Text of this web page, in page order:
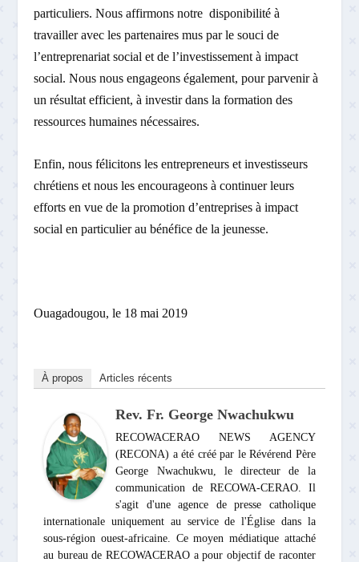
particuliers. Nous affirmons notre disponibilité à
travailler avec les partenaires mus par le souci de
l’entreprenariat social et de l’investissement à impact
social. Nous nous engageons également, pour parvenir à
un résultat efficient, à investir dans la formation des
ressources humaines nécessaires.
Enfin, nous félicitons les entrepreneurs et investisseurs
chrétiens et nous les encourageons à continuer leurs
efforts en vue de la promotion d’entreprises à impact
social en particulier au bénéfice de la jeunesse.
Ouagadougou, le 18 mai 2019
À propos Articles récents
Rev. Fr. George Nwachukwu
RECOWACERAO NEWS AGENCY
(RECONA) a été créé par le Révérend Père
George Nwachukwu, le directeur de la
communication de RECOWA-CERAO. Il
s'agit d'une agence de presse catholique
internationale uniquement au service de l'Église dans la
sous-région ouest-africaine. Ce moyen médiatique attaché
au bureau de RECOWACERAO a pour objectif de raconter